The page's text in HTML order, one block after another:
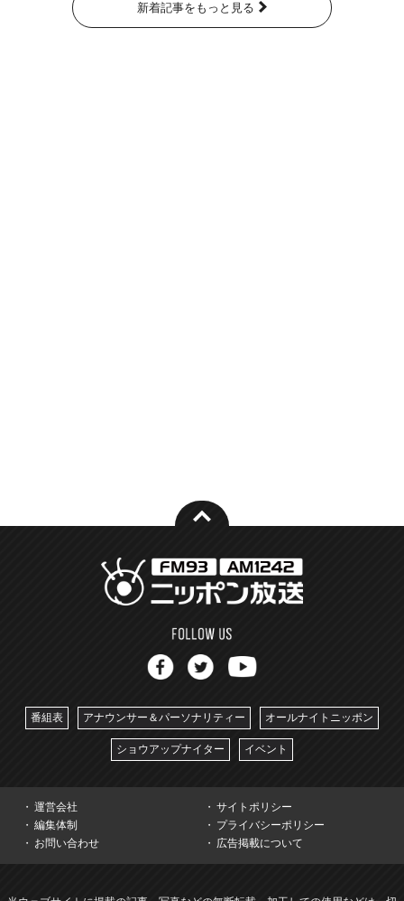
新着記事をもっと見る
番組表 アナウンサー＆パーソナリティー オールナイトニッポン
ショウアップナイター イベント
運営会社
サイトポリシー
編集体制
プライバシーポリシー
お問い合わせ
広告掲載について